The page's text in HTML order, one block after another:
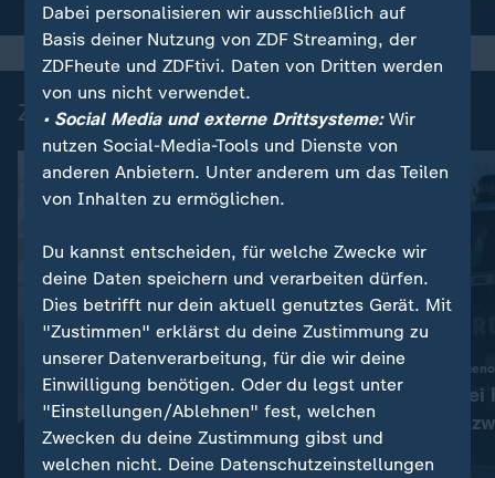
Zuletzt auf ZDFheute veröffentlicht
Er arbeitete mit Madonna, Pink und Blur:
Star-Produzent und
Grammy-Gewinner William
Orbit gestorben
mit Video 0:27
78 Verdächtige
Spanien:
Schleuser-
mit Video
Dabei personalisieren wir ausschließlich auf
Basis deiner Nutzung von ZDF Streaming, der
ZDFheute und ZDFtivi. Daten von Dritten werden
von uns nicht verwendet.
• Social Media und externe Drittsysteme:Wir
nutzen Social-Media-Tools und Dienste von
anderen Anbietern. Unter anderem um das Teilen
von Inhalten zu ermöglichen.
Du kannst entscheiden, für welche Zwecke wir
deine Daten speichern und verarbeiten dürfen.
Dies betrifft nur dein aktuell genutztes Gerät. Mit
"Zustimmen" erklärst du deine Zustimmung zu
unserer Datenverarbeitung, für die wir deine
Einwilligung benötigen. Oder du legst unter
"Einstellungen/Ablehnen" fest, welchen
Zwecken du deine Zustimmung gibst und
welchen nicht. Deine Datenschutzeinstellungen